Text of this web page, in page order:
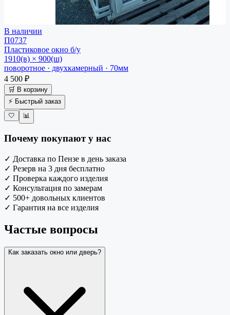
В наличии
П0737
Пластиковое окно б/у
1910(в) × 900(ш)
поворотное · двухкамерный · 70мм
4 500 ₽
🛒 В корзину
⚡ Быстрый заказ
🤍
📊
Почему покупают у нас
✓ Доставка по Пензе в день заказа
✓ Резерв на 3 дня бесплатно
✓ Проверка каждого изделия
✓ Консультация по замерам
✓ 500+ довольных клиентов
✓ Гарантия на все изделия
Частые вопросы
Как заказать окно или дверь?